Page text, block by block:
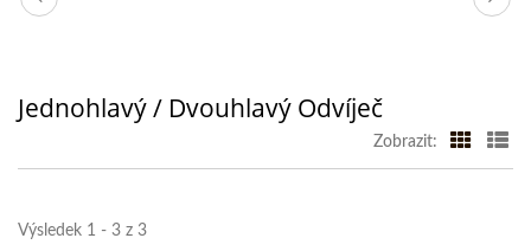
Jednohlavý / Dvouhlavý Odvíječ
Zobrazit:
Výsledek 1 - 3 z 3